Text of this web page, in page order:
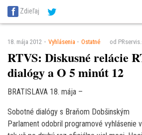
SITA Energetika
SITA Potravinárstvo
Zdieľaj
18. mája 2012 Vyhlásenia Ostatné od
RTVS: Diskusné relácie
dialógy a O 5 minút 12
BRATISLAVA 18. mája –
Sobotné dialógy s Braňom Dobšinským
Parlament odobril programové vyhlásenie